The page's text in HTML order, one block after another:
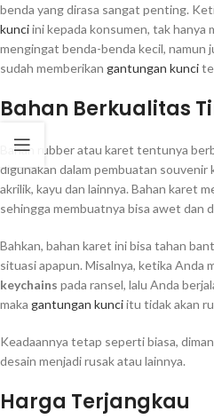
benda yang dirasa sangat penting.
kunciini kepada konsumen, tak hanya
mengingat benda-benda kecil, namun
sudah memberikan gantungan kunci
Bahan Berkualitas
Bahan rubber atau karet tentunya
digunakan dalam pembuatan souvenir
akrilik, kayu dan lainnya. Bahan karet
sehingga membuatnya bisa awet dan
Bahkan, bahan karet ini bisa tahan
situasi apapun. Misalnya, ketika Anda
keychains pada ransel, lalu Anda
maka gantungan kunciitu tidak akan
Keadaannya tetap seperti biasa,
desain menjadi rusak atau lainnya.
Harga Terjangkau